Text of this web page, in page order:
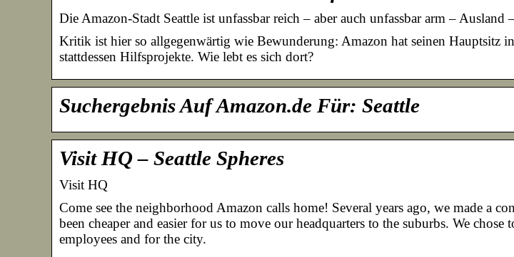
Die Amazon-Stadt Seattle ist unfassbar reich – aber auch unfassbar arm – Ausland
Kritik ist hier so allgegenwärtig wie Bewunderung: Amazon hat seinen Hauptsitz
stattdessen Hilfsprojekte. Wie lebt es sich dort?
Suchergebnis Auf Amazon.de Für: Seattle
Visit HQ – Seattle Spheres
Visit HQ
Come see the neighborhood Amazon calls home! Several years ago, we made a
been cheaper and easier for us to move our headquarters to the suburbs. We
employees and for the city.